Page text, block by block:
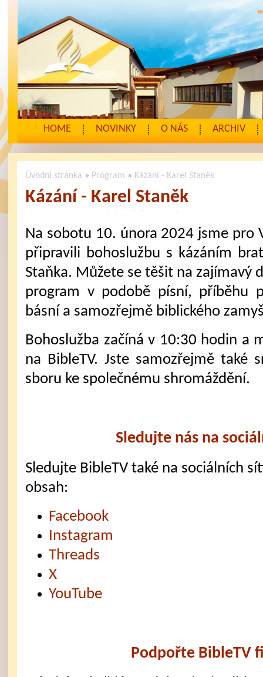
HOME NOVINKY O NÁS ARCHIV
Úvodní stránka » Program » Kázání - Karel Staněk
Kázání - Karel Staněk
Na sobotu 10. února 2024 jsme pro
připravili bohoslužbu s kázáním
Staňka. Můžete se těšit na zajímavý
program v podobě písní, příběhu
básní a samozřejmě biblického
Bohoslužba začíná v 10:30 hodin a
na BibleTV. Jste samozřejmě také
sboru ke společnému shromáždění.
Sledujte nás na
Sledujte BibleTV také na sociálních
obsah:
Facebook
Instagram
Threads
X
YouTube
Podpořte BibleTV